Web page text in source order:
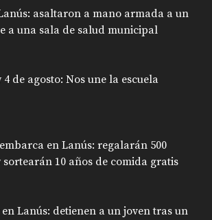
asaltaron a mano armada a un
a una sala de salud municipal
de agosto: Nos une la escuela
en Lanús: regalarán 500
10 años de comida gratis
Lanús: detienen a un joven tras un